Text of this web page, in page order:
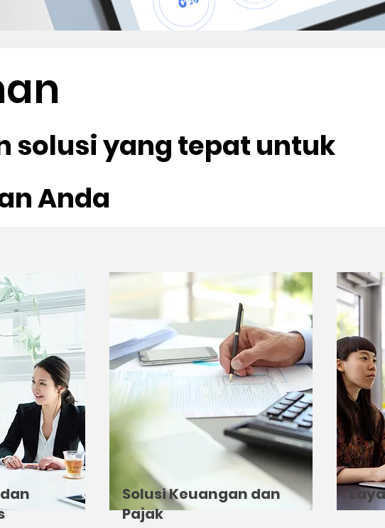
solusi yang tepat untuk
Anda
Solusi Keuangan dan
Pajak